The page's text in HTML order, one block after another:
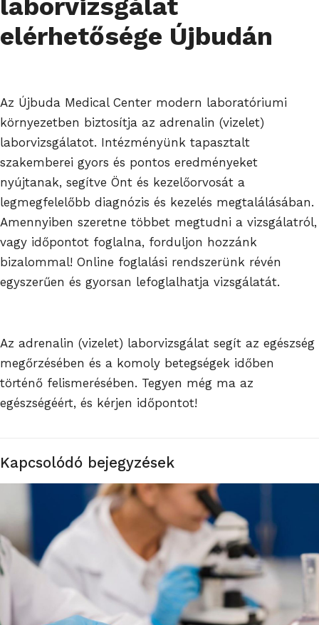
laborvizsgálat
elérhetősége Újbudán
Az Újbuda Medical Center modern laboratóriumi
környezetben biztosítja az adrenalin (vizelet)
laborvizsgálatot. Intézményünk tapasztalt
szakemberei gyors és pontos eredményeket
nyújtanak, segítve Önt és kezelőorvosát a
legmegfelelőbb diagnózis és kezelés megtalálásában.
Amennyiben szeretne többet megtudni a vizsgálatról,
vagy időpontot foglalna, forduljon hozzánk
bizalommal! Online foglalási rendszerünk révén
egyszerűen és gyorsan lefoglalhatja vizsgálatát.
Az adrenalin (vizelet) laborvizsgálat segít az egészség
megőrzésében és a komoly betegségek időben
történő felismerésében. Tegyen még ma az
egészségéért, és kérjen időpontot!
Kapcsolódó bejegyzések